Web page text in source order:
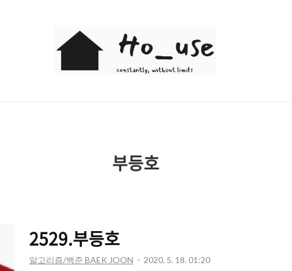
Ho_use
부등호
2529.부등호
알고리즘/백준 BAEK JOON 2020. 5. 18. 01:20